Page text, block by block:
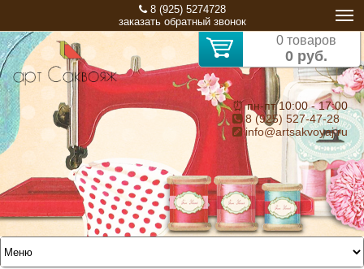
8 (925) 5274728
заказать обратный звонок
0 товаров
0 руб.
⏰ пн-пт 10:00 - 17:00
8 (925) 527-47-28
info@artsakvoyaj.ru